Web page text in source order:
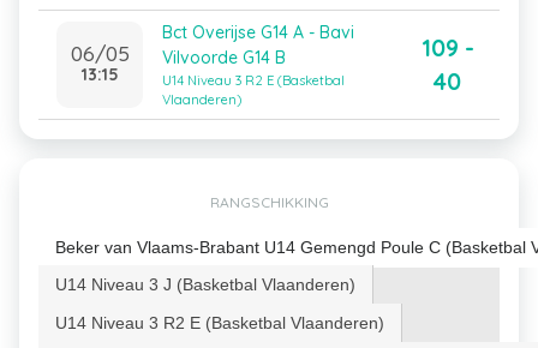
06/05
13:15
Bct Overijse G14 A - Bavi
Vilvoorde G14 B
U14 Niveau 3 R2 E (Basketbal
Vlaanderen)
109 -
40
RANGSCHIKKING
Beker van Vlaams-Brabant U14 Gemengd Poule C (Basketbal
U14 Niveau 3 J (Basketbal Vlaanderen)
U14 Niveau 3 R2 E (Basketbal Vlaanderen)